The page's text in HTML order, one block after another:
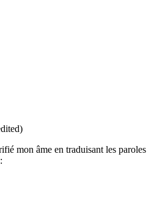
mon âme en traduisant les paroles
: